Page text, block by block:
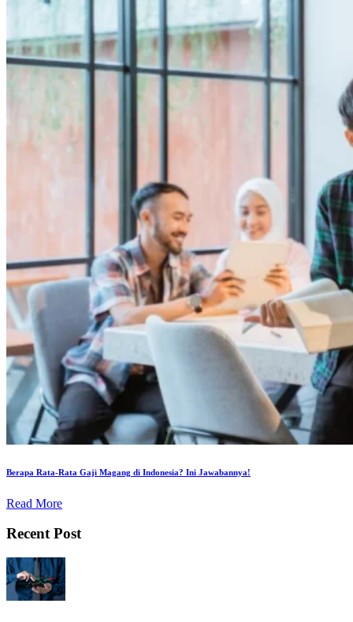
Berapa Rata-Rata Gaji Magang di Indonesia? Ini Jawabannya!
Read More
Recent Post